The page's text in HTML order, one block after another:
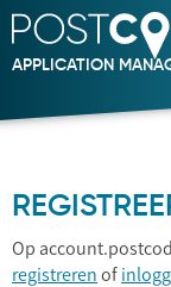
Postcode
APPLICATION
Op
registreren of